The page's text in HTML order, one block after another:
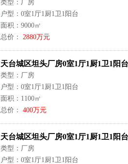
类型：厂房
户型：0室1厅1厨1卫1阳台
面积：9000㎡
总价： 2880万元
天台城区坦头厂房0室1厅1厨1卫1阳
类型：厂房
户型：0室1厅1厨1卫1阳台
面积：1100㎡
总价： 400万元
天台城区坦头厂房0室1厅1厨1卫1阳
类型：厂房
户型：0室1厅1厨1卫1阳台